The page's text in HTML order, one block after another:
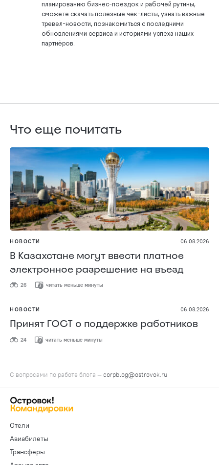
планированию бизнес-поездок и рабочей рутины,
сможете скачать полезные чек-листы, узнать важные
тревел-новости, познакомиться с последними
обновлениями сервиса и историями успеха наших
партнёров.
Что еще почитать
НОВОСТИ 06.08.2026
В Казахстане могут ввести платное
электронное разрешение на въезд
26 читать меньше минуты
НОВОСТИ 06.08.2026
Принят ГОСТ о поддержке работников
24 читать меньше минуты
Отели
Авиабилеты
Трансферы
С вопросами по работе блога —corpblog@ostrovok.ru